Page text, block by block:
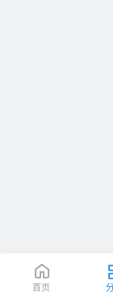
首页